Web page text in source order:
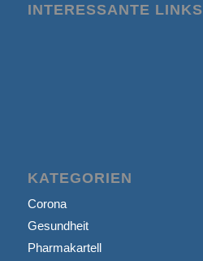
INTERESSANTE LINKS
KATEGORIEN
Corona
Gesundheit
Pharmakartell